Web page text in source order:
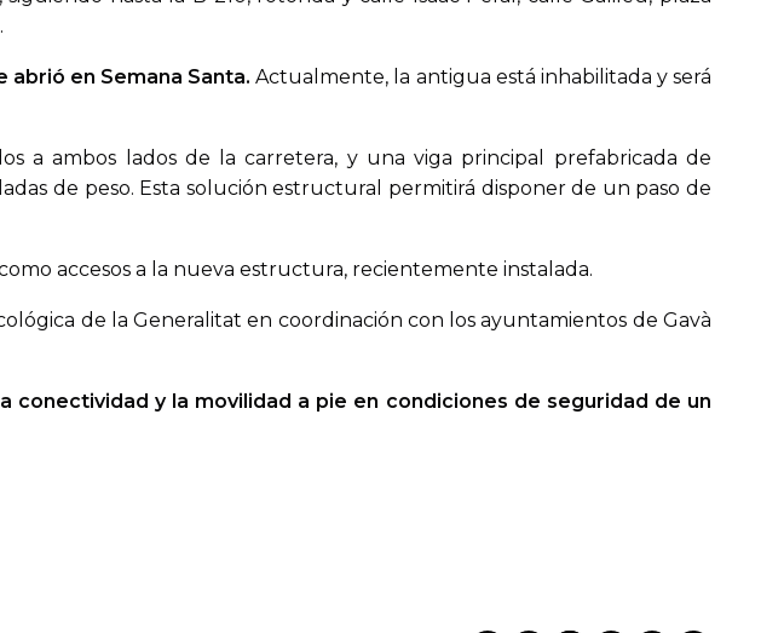
abrió en Semana Santa. Actualmente, la antigua está inhabilitada y será
a ambos lados de la carretera, y una viga principal prefabricada de
de peso. Esta solución estructural permitirá disponer de un paso de
accesos a la nueva estructura, recientemente instalada.
de la Generalitat en coordinación con los ayuntamientos de Gavà
conectividad y la movilidad a pie en condiciones de seguridad de un